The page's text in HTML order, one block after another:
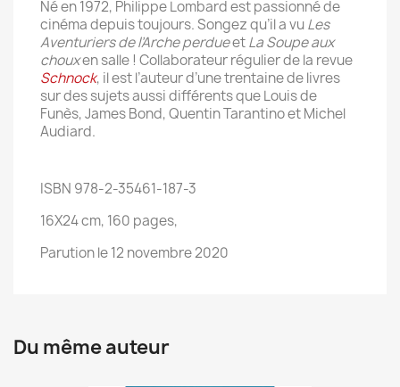
Né en 1972, Philippe Lombard est passionné de
cinéma depuis toujours. Songez qu’il a vuLes
Aventuriers de l’Arche perdueetLa Soupe aux
chouxen salle ! Collaborateur régulier de la revue
Schnock, il est l’auteur d’une trentaine de livres
sur des sujets aussi différents que Louis de
Funès, James Bond, Quentin Tarantino et Michel
Audiard.
ISBN 978-2-35461-187-3
16X24 cm, 160 pages,
Parution le 12 novembre 2020
Du même auteur